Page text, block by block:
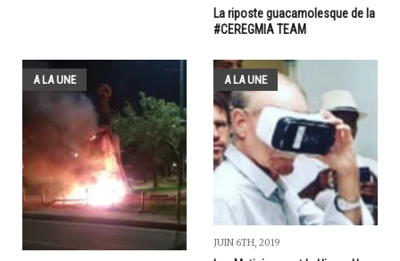
La riposte guacamolesque de la
#CEREGMIA TEAM
A LA UNE A LA UNE
JUIN 6TH, 2019